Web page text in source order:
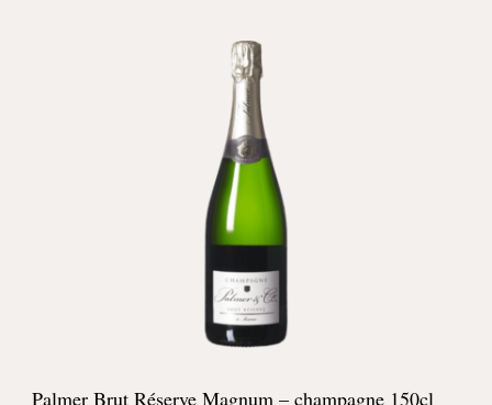
Palmer Brut Réserve Magnum – champagne 150cl